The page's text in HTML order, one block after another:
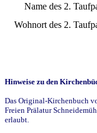
Name des 2.
Wohnort des 2.
Hinweise zu den
Das Original-Kirchenbuch
Freien Prälatur
erlaubt.